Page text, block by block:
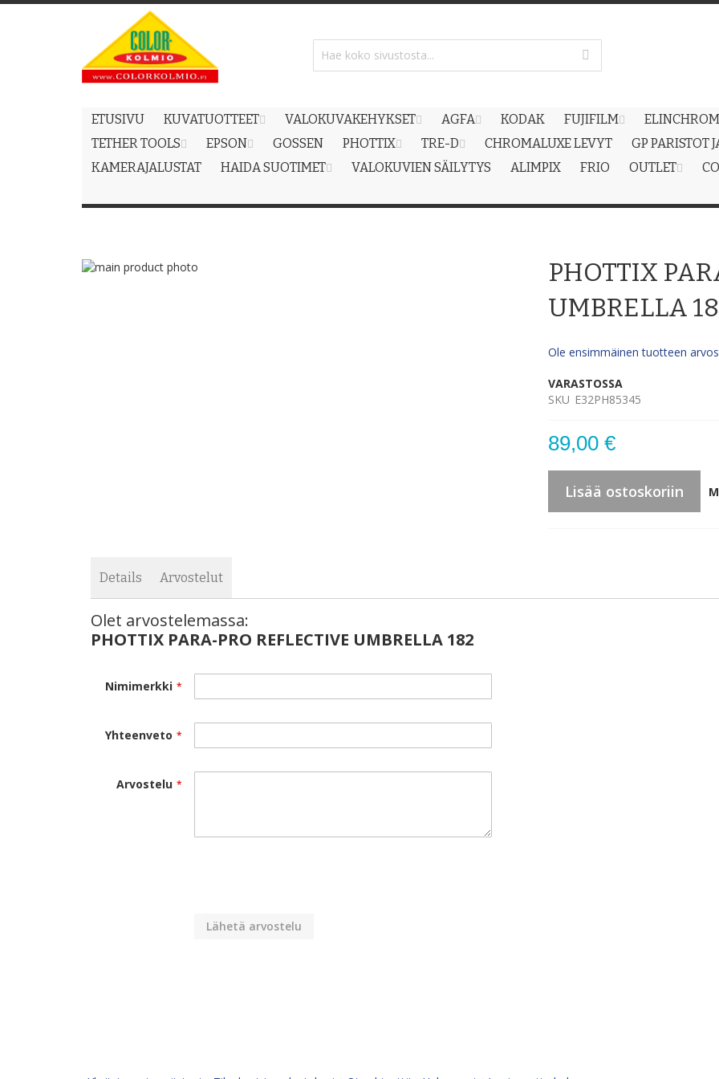
Content
ETUSIVU KUVATUOTTEET VALOKUVAKEHYKSET AGFA KODAK FUJIFILM
ELINCHROM
TETHER TOOLS
EPSON GOSSEN PHOTTIX TRE-D CHROMALUXE LEVYT
GP PARISTOT
KAMERAJALUSTAT
HAIDA SUOTIMET VALOKUVIEN SÄILYTYS ALIMPIX FRIO OUTLET
Skip
PHOTTIX
UMBRELLA
Ole ensimmäinen tuotteen
VARASTOSSA
SKU E32PH85345
89,00 €
Lisää ostoskoriin
Details Arvostelut
Olet arvostelemassa:
PHOTTIX PARA-PRO REFLECTIVE UMBRELLA 182
Nimimerkki
Yhteenveto
Arvostelu
Lähetä arvostelu